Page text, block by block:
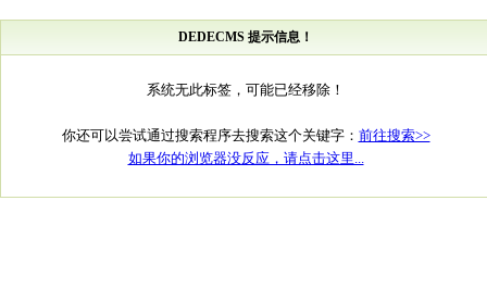
DEDECMS 提示信息！
系统无此标签，可能已经移除！
你还可以尝试通过搜索程序去搜索这个关键字： 前往搜索>>
如果你的浏览器没反应，请点击这里...